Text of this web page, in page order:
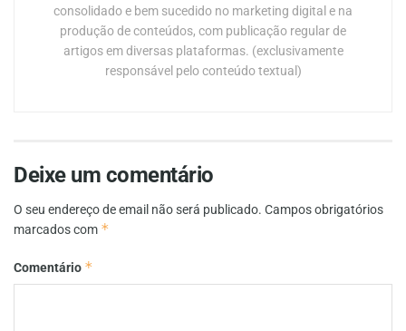
consolidado e bem sucedido no marketing digital e na
produção de conteúdos, com publicação regular de
artigos em diversas plataformas. (exclusivamente
responsável pelo conteúdo textual)
Deixe um comentário
O seu endereço de email não será publicado. Campos obrigatórios
marcados com *
Comentário *